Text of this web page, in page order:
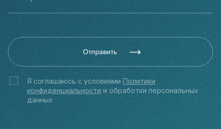
Отправить
Я соглашаюсь с условиями Политики
конфиденциальности и обработки персональных
данных